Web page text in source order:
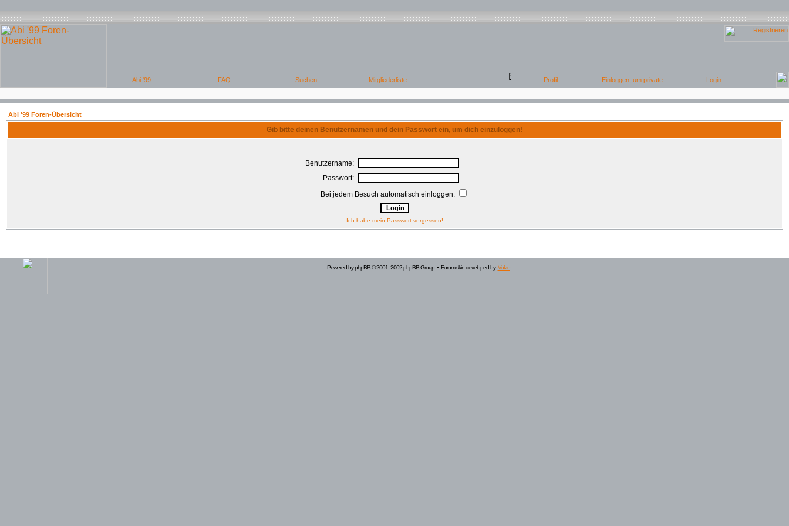
Abi '99 Foren-Übersicht
Gib bitte deinen Benutzernamen und dein Passwort ein, um dich einzuloggen!
Benutzername:
Passwort:
Bei jedem Besuch automatisch einloggen:
Ich habe mein Passwort vergessen!
Powered byphpBB© 2001, 2002 phpBB Group • Forum skin developed by Volize